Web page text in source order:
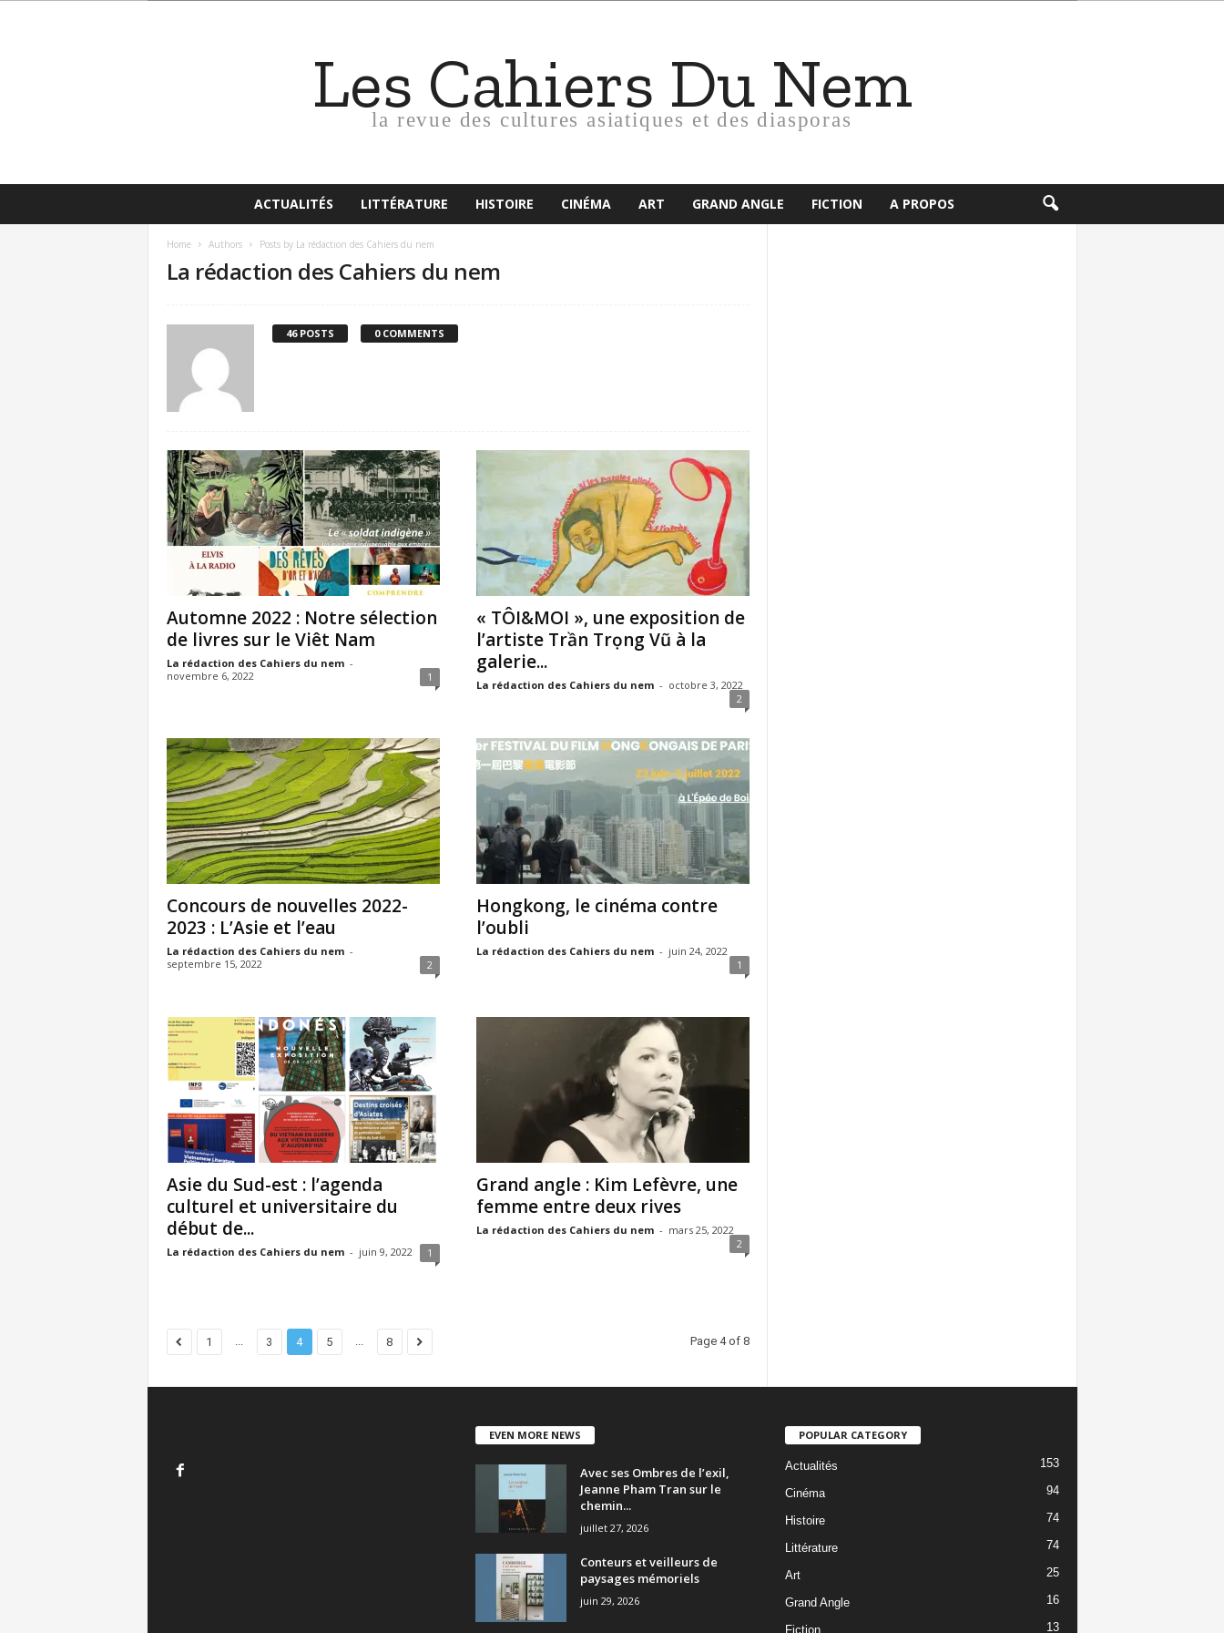
Les Cahiers Du Nem
la revue des cultures asiatiques et des diasporas
ACTUALITÉS LITTÉRATURE HISTOIRE CINÉMA ART GRAND ANGLE FICTION A PROPOS
Home Authors Posts by La rédaction des Cahiers du nem
La rédaction des Cahiers du nem
46 POSTS 0 COMMENTS
Automne 2022 : Notre sélection
de livres sur le Viêt Nam
La rédaction des Cahiers du nem -
novembre 6, 2022
1
« TÔI&MOI », une exposition de
l’artiste Trần Trọng Vũ à la
galerie...
La rédaction des Cahiers du nem - octobre 3, 2022
2
Concours de nouvelles 2022-
2023 : L’Asie et l’eau
La rédaction des Cahiers du nem -
septembre 15, 2022
2
Hongkong, le cinéma contre
l’oubli
La rédaction des Cahiers du nem - juin 24, 2022
1
Asie du Sud-est : l’agenda
culturel et universitaire du
début de...
La rédaction des Cahiers du nem - juin 9, 2022 1
Grand angle : Kim Lefèvre, une
femme entre deux rives
La rédaction des Cahiers du nem - mars 25, 2022
2
1 ... 3 4 5 ... 8 Page 4 of 8
EVEN MORE NEWS
Avec ses Ombres de l’exil,
Jeanne Pham Tran sur le
chemin...
juillet 27, 2026
Conteurs et veilleurs de
paysages mémoriels
juin 29, 2026
POPULAR CATEGORY
Actualités 153
Cinéma 94
Histoire 74
Littérature 74
Art 25
Grand Angle 16
Fiction 13